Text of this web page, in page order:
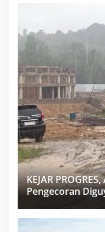
KEJAR
Pengecoran
Miliar Sukma
PPK Bungkam